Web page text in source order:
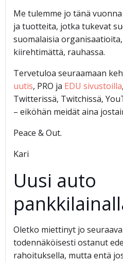
Me tulemme jo tänä
ja tuotteita, jotka tukevat
suomalaisia
kiirehtimättä, rauhassa.
Tervetuloa seuraamaan
uutis, PRO ja EDU sivustoilla
Twitterissä, Twitchissä,
– eiköhän meidät aina
Peace & Out.
Kari
Uusi auto
Oletko miettinyt jo
todennäköisesti ostanut
rahoituksella, mutta entä